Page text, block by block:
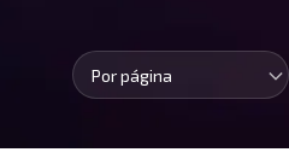
Por página